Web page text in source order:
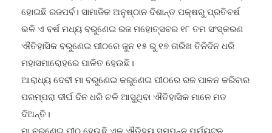
ଖୋରଧା ର ଅଧିଷ୍ଠାତ୍ରୀ ଦେବୀ ମା\’ବରୁଣେଇଙ୍କ ପୀଠରେ ଆରମ୍ଭ
ହୋଇଛି ରଜପର୍ବ। ସାମାଜିକ ଅନୁଷ୍ଠାନ ଦିଶାନ୍ତ ପକ୍ଷରୁ ପ୍ରତିବର୍ଷ
ଭଳି ଏ ବର୍ଷ ମଧ୍ୟ ବରୁଣେଇ ରଜ ମହୋତ୍ସବର ୧୮ ତମ ସଂସ୍କରଣ
ଐତିହାସିକ ବରୁଣେଇ ପୀଠରେ ଜୁନ ୧୫ ରୁ ୧୭ ତାରିଖ ତିନିଦିନ ଧରି
ମହାସମାରୋହରେ ପାଳିତ ହେଉଛି।
ଆରାଧ୍ୟ ଦେବୀ ମା ବରୁଣେଇ କରୁଣେଇ ପୀଠରେ ରଜ ପାଳନ କରିବାର
ପରମ୍ପରା ଦୀର୍ଘ ଦିନ ଧରି ଚଳି ଆସୁଥିବା ଐତିହାସିକ ମାନେ ମତ
ଦିଅନ୍ତି।